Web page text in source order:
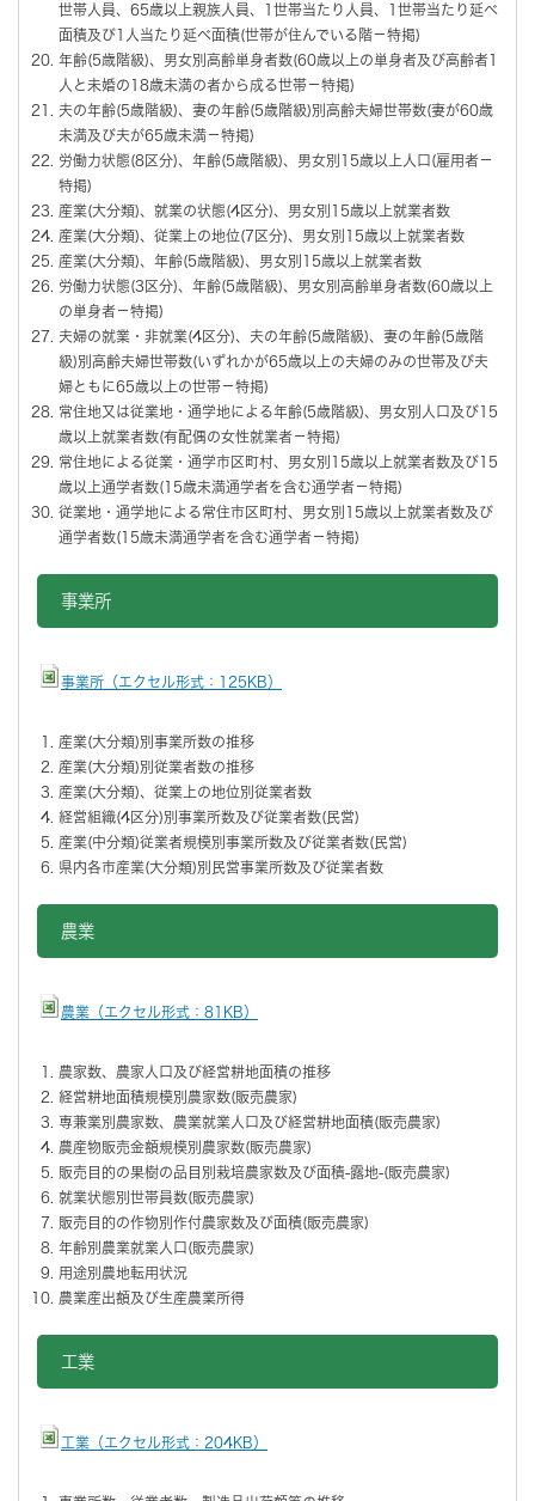
世帯人員、65歳以上親族人員、1世帯当たり人員、1世帯当たり延べ
面積及び1人当たり延べ面積(世帯が住んでいる階－特掲)
年齢(5歳階級)、男女別高齢単身者数(60歳以上の単身者及び高齢者1
人と未婚の18歳未満の者から成る世帯－特掲)
夫の年齢(5歳階級)、妻の年齢(5歳階級)別高齢夫婦世帯数(妻が60歳
未満及び夫が65歳未満－特掲)
労働力状態(8区分)、年齢(5歳階級)、男女別15歳以上人口(雇用者－
特掲)
産業(大分類)、就業の状態(4区分)、男女別15歳以上就業者数
産業(大分類)、従業上の地位(7区分)、男女別15歳以上就業者数
産業(大分類)、年齢(5歳階級)、男女別15歳以上就業者数
労働力状態(3区分)、年齢(5歳階級)、男女別高齢単身者数(60歳以上
の単身者－特掲)
夫婦の就業・非就業(4区分)、夫の年齢(5歳階級)、妻の年齢(5歳階
級)別高齢夫婦世帯数(いずれかが65歳以上の夫婦のみの世帯及び夫
婦ともに65歳以上の世帯－特掲)
常住地又は従業地・通学地による年齢(5歳階級)、男女別人口及び15
歳以上就業者数(有配偶の女性就業者－特掲)
常住地による従業・通学市区町村、男女別15歳以上就業者数及び15
歳以上通学者数(15歳未満通学者を含む通学者－特掲)
従業地・通学地による常住市区町村、男女別15歳以上就業者数及び
通学者数(15歳未満通学者を含む通学者－特掲)
事業所
事業所（エクセル形式：125KB）
産業(大分類)別事業所数の推移
産業(大分類)別従業者数の推移
産業(大分類)、従業上の地位別従業者数
経営組織(4区分)別事業所数及び従業者数(民営)
産業(中分類)従業者規模別事業所数及び従業者数(民営)
県内各市産業(大分類)別民営事業所数及び従業者数
農業
農業（エクセル形式：81KB）
農家数、農家人口及び経営耕地面積の推移
経営耕地面積規模別農家数(販売農家)
専兼業別農家数、農業就業人口及び経営耕地面積(販売農家)
農産物販売金額規模別農家数(販売農家)
販売目的の果樹の品目別栽培農家数及び面積‐露地‐(販売農家)
就業状態別世帯員数(販売農家)
販売目的の作物別作付農家数及び面積(販売農家)
年齢別農業就業人口(販売農家)
用途別農地転用状況
農業産出額及び生産農業所得
工業
工業（エクセル形式：204KB）